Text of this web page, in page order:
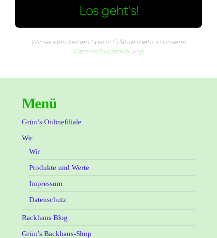
Wir senden keinen Spam! Erfahre mehr in unserer
Datenschutzerklärung
Menü
Grün’s Onlinefiliale
Wir
Wir
Produkte und Werte
Impressum
Datenschutz
Backhaus Blog
Grün’s Backhaus-Shop